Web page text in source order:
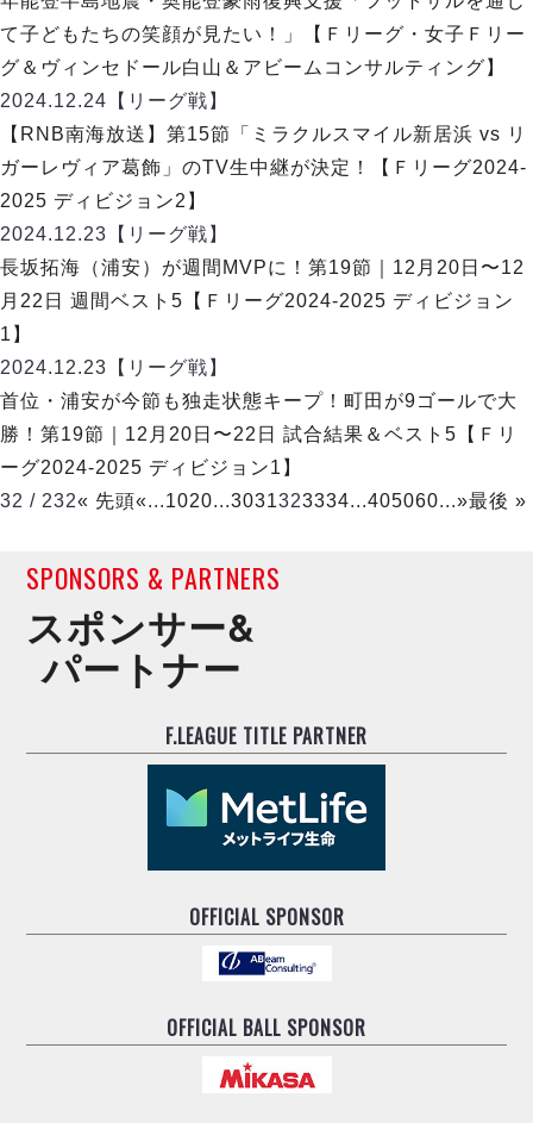
て子どもたちの笑顔が見たい！」【Ｆリーグ・女子Ｆリー
グ＆ヴィンセドール白山＆アビームコンサルティング】
2024.12.24 【リーグ戦】
【RNB南海放送】第15節「ミラクルスマイル新居浜 vs リ
ガーレヴィア葛飾」のTV生中継が決定！【Ｆリーグ2024-
2025 ディビジョン2】
2024.12.23 【リーグ戦】
長坂拓海（浦安）が週間MVPに！第19節｜12月20日〜12
月22日 週間ベスト5【Ｆリーグ2024-2025 ディビジョン
1】
2024.12.23 【リーグ戦】
首位・浦安が今節も独走状態キープ！町田が9ゴールで大
勝！第19節｜12月20日〜22日 試合結果＆ベスト5【Ｆリ
ーグ2024-2025 ディビジョン1】
32 / 232« 先頭«...1020...3031323334...405060...»最後 »
SPONSORS & PARTNERS
スポンサー&
パートナー
F.LEAGUE TITLE PARTNER
OFFICIAL SPONSOR
OFFICIAL BALL SPONSOR